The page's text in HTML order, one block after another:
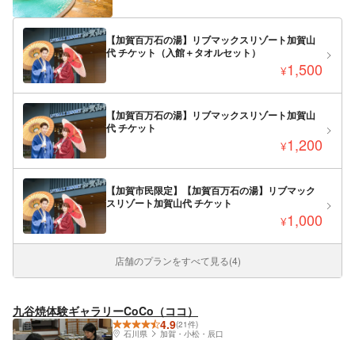
【加賀百万石の湯】リブマックスリゾート加賀山
代 チケット（入館＋タオルセット）
¥1,500
【加賀百万石の湯】リブマックスリゾート加賀山
代 チケット
¥1,200
【加賀市民限定】【加賀百万石の湯】リブマック
スリゾート加賀山代 チケット
¥1,000
店舗のプランをすべて見る(4)
九谷焼体験ギャラリーCoCo（ココ）
4.9(21件)
石川県
加賀・小松・辰口